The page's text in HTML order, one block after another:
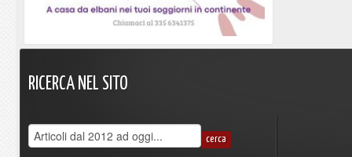
RICERCA NEL SITO